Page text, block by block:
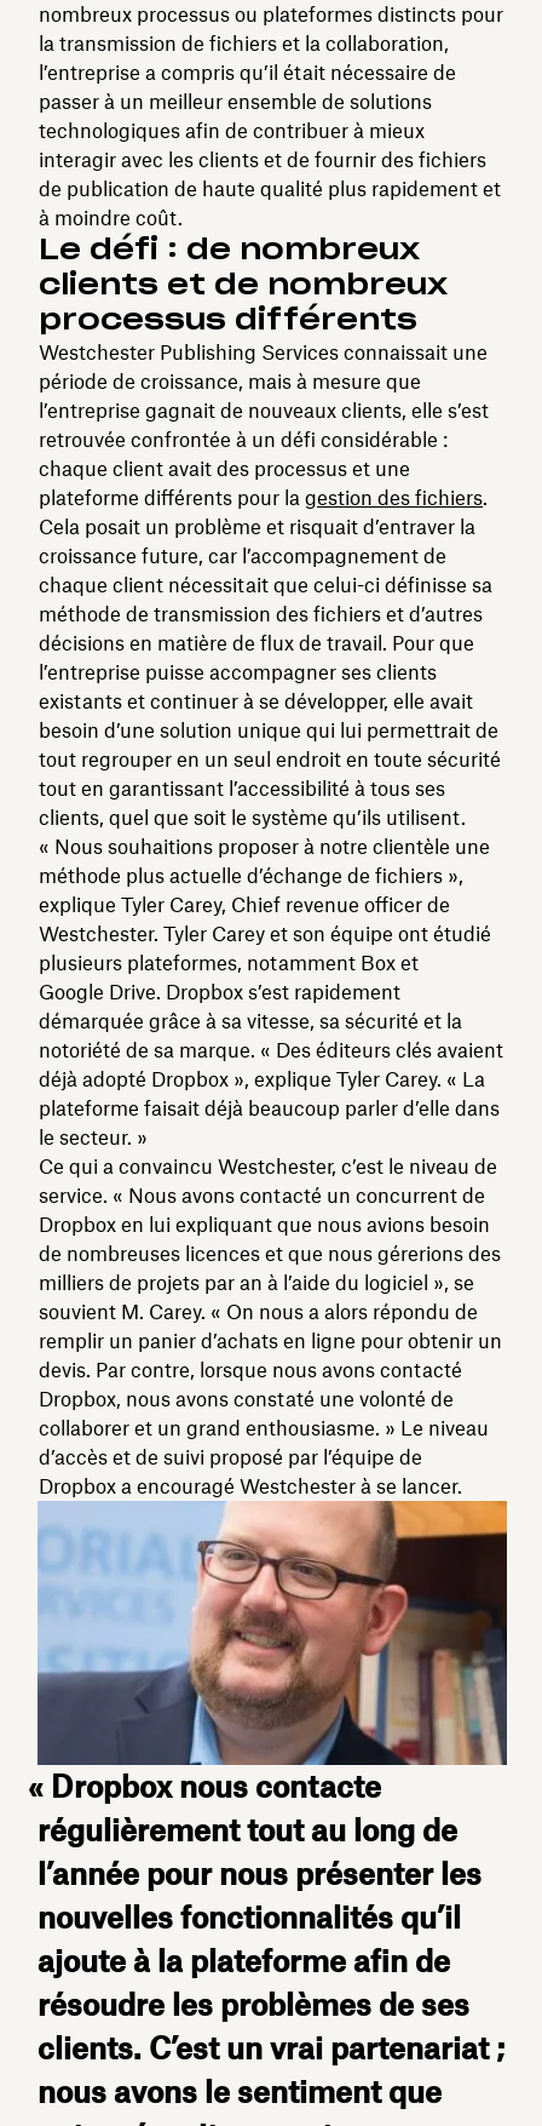
nombreux processus ou plateformes distincts pour
la transmission de fichiers et la collaboration,
l’entreprise a compris qu’il était nécessaire de
passer à un meilleur ensemble de solutions
technologiques afin de contribuer à mieux
interagir avec les clients et de fournir des fichiers
de publication de haute qualité plus rapidement et
à moindre coût.
Le défi : de nombreux
clients et de nombreux
processus différents
Westchester Publishing Services connaissait une
période de croissance, mais à mesure que
l’entreprise gagnait de nouveaux clients, elle s’est
retrouvée confrontée à un défi considérable :
chaque client avait des processus et une
plateforme différents pour la gestion des fichiers.
Cela posait un problème et risquait d’entraver la
croissance future, car l’accompagnement de
chaque client nécessitait que celui-ci définisse sa
méthode de transmission des fichiers et d’autres
décisions en matière de flux de travail. Pour que
l’entreprise puisse accompagner ses clients
existants et continuer à se développer, elle avait
besoin d’une solution unique qui lui permettrait de
tout regrouper en un seul endroit en toute sécurité
tout en garantissant l’accessibilité à tous ses
clients, quel que soit le système qu’ils utilisent.
« Nous souhaitions proposer à notre clientèle une
méthode plus actuelle d’échange de fichiers »,
explique Tyler Carey, Chief revenue officer de
Westchester. Tyler Carey et son équipe ont étudié
plusieurs plateformes, notamment Box et
Google Drive. Dropbox s’est rapidement
démarquée grâce à sa vitesse, sa sécurité et la
notoriété de sa marque. « Des éditeurs clés avaient
déjà adopté Dropbox », explique Tyler Carey. « La
plateforme faisait déjà beaucoup parler d’elle dans
le secteur. »
Ce qui a convaincu Westchester, c’est le niveau de
service. « Nous avons contacté un concurrent de
Dropbox en lui expliquant que nous avions besoin
de nombreuses licences et que nous gérerions des
milliers de projets par an à l’aide du logiciel », se
souvient M. Carey. « On nous a alors répondu de
remplir un panier d’achats en ligne pour obtenir un
devis. Par contre, lorsque nous avons contacté
Dropbox, nous avons constaté une volonté de
collaborer et un grand enthousiasme. » Le niveau
d’accès et de suivi proposé par l’équipe de
Dropbox a encouragé Westchester à se lancer.
« Dropbox nous contacte
régulièrement tout au long de
l’année pour nous présenter les
nouvelles fonctionnalités qu’il
ajoute à la plateforme afin de
résoudre les problèmes de ses
clients. C’est un vrai partenariat ;
nous avons le sentiment que